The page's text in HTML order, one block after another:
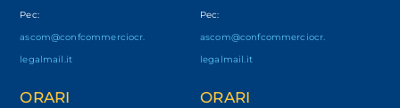
Pec:
ascom@confcommerciocr.
legalmail.it
ORARI
Pec:
ascom@confcommerciocr.
legalmail.it
ORARI